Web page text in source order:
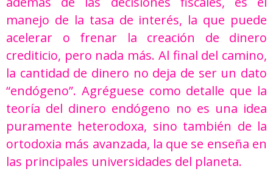
manejo de la tasa de interés, la que puede
acelerar o frenar la creación de dinero
crediticio, pero nada más. Al final del camino,
la cantidad de dinero no deja de ser un dato
“endógeno”. Agréguese como detalle que la
teoría del dinero endógeno no es una idea
puramente heterodoxa, sino también de la
ortodoxia más avanzada, la que se enseña en
las principales universidades del planeta.